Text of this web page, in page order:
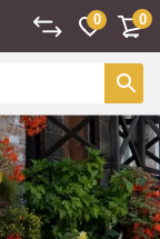
0 0